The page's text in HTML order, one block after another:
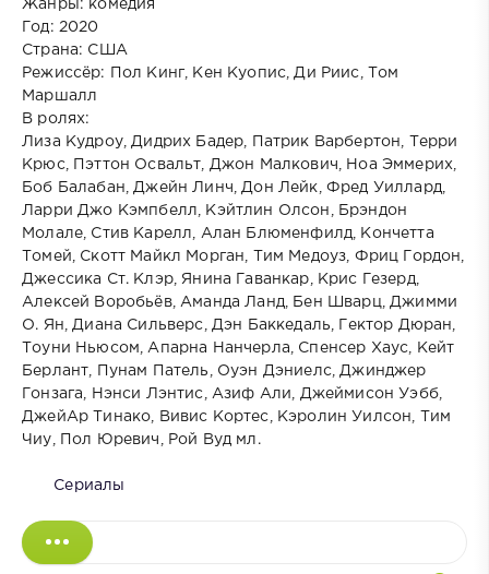
Жанры: комедия
Год: 2020
Страна: США
Режиссёр: Пол Кинг, Кен Куопис, Ди Риис, Том
Маршалл
В ролях:
Лиза Кудроу, Дидрих Бадер, Патрик Варбертон, Терри
Крюс, Пэттон Освальт, Джон Малкович, Ноа Эммерих,
Боб Балабан, Джейн Линч, Дон Лейк, Фред Уиллард,
Ларри Джо Кэмпбелл, Кэйтлин Олсон, Брэндон
Молале, Стив Карелл, Алан Блюменфилд, Кончетта
Томей, Скотт Майкл Морган, Тим Медоуз, Фриц Гордон,
Джессика Ст. Клэр, Янина Гаванкар, Крис Гезерд,
Алексей Воробьёв, Аманда Ланд, Бен Шварц, Джимми
О. Ян, Диана Сильверс, Дэн Баккедаль, Гектор Дюран,
Тоуни Ньюсом, Апарна Нанчерла, Спенсер Хаус, Кейт
Берлант, Пунам Патель, Оуэн Дэниелс, Джинджер
Гонзага, Нэнси Лэнтис, Азиф Али, Джеймисон Уэбб,
ДжейАр Тинако, Вивис Кортес, Кэролин Уилсон, Тим
Чиу, Пол Юревич, Рой Вуд мл.
Сериалы